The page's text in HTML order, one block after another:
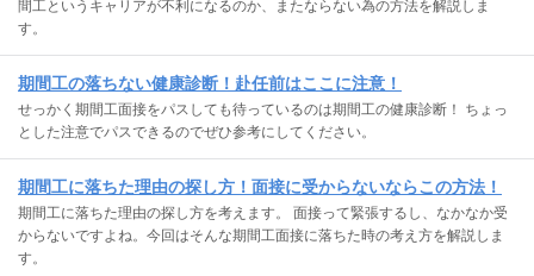
間工というキャリアが不利になるのか、またならない為の方法を解説しま
す。
期間工の落ちない健康診断！赴任前はここに注意！
せっかく期間工面接をパスしても待っているのは期間工の健康診断！ ちょっ
とした注意でパスできるのでぜひ参考にしてください。
期間工に落ちた理由の探し方！面接に受からないならこの方法！
期間工に落ちた理由の探し方を考えます。 面接って緊張するし、なかなか受
からないですよね。今回はそんな期間工面接に落ちた時の考え方を解説しま
す。